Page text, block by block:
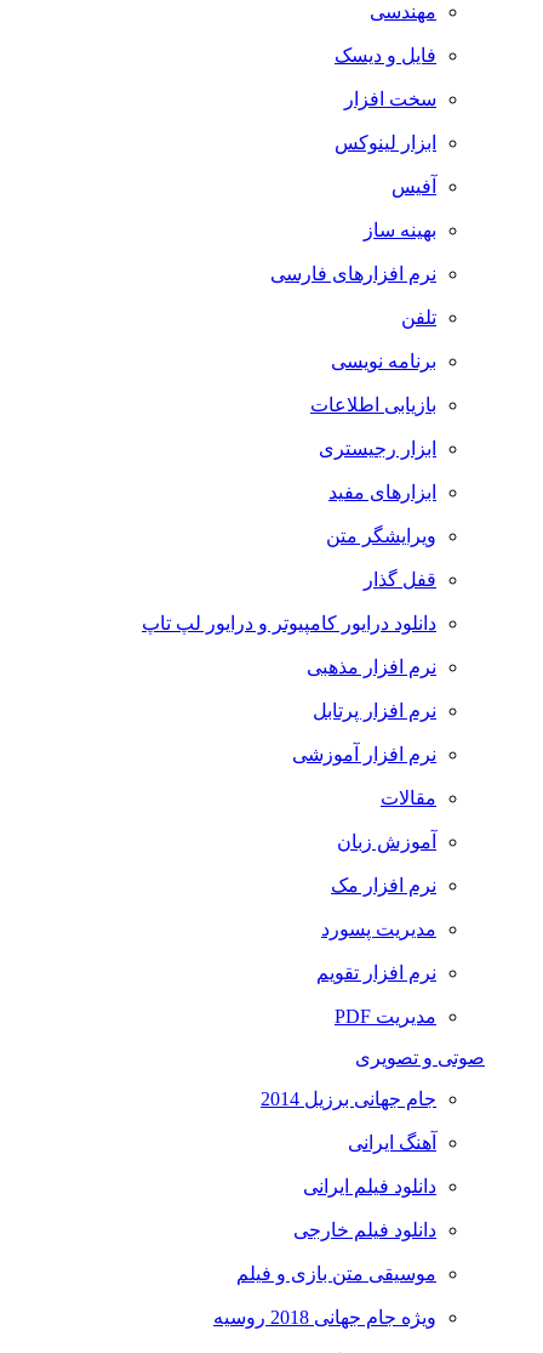
مهندسی
فایل و دیسک
سخت افزار
ابزار لینوکس
آفیس
بهینه ساز
نرم افزارهای فارسی
تلفن
برنامه نویسی
بازیابی اطلاعات
ابزار رجیستری
ابزارهای مفید
ویرایشگر متن
قفل گذار
دانلود درایور کامپیوتر و درایور لپ تاپ
نرم افزار مذهبی
نرم افزار پرتابل
نرم افزار آموزشی
مقالات
آموزش زبان
نرم افزار مک
مدیریت پسورد
نرم افزار تقویم
مدیریت PDF
صوتی و تصویری
جام جهانی برزیل 2014
آهنگ ایرانی
دانلود فیلم ایرانی
دانلود فیلم خارجی
موسیقی متن بازی و فیلم
ویژه جام جهانی 2018 روسیه